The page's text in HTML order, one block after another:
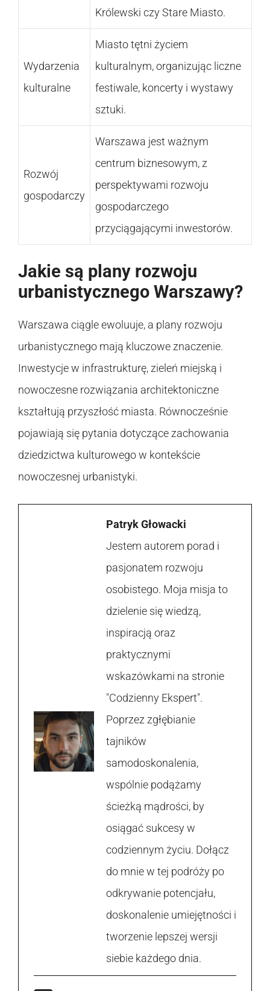
Królewski czy Stare Miasto.
Wydarzenia
kulturalne
Miasto tętni życiem
kulturalnym, organizując liczne
festiwale, koncerty i wystawy
sztuki.
Rozwój
gospodarczy
Warszawa jest ważnym
centrum biznesowym, z
perspektywami rozwoju
gospodarczego
przyciągającymi inwestorów.
Jakie są plany rozwoju
urbanistycznego Warszawy?
Warszawa ciągle ewoluuje, a plany rozwoju
urbanistycznego mają kluczowe znaczenie.
Inwestycje w infrastrukturę, zieleń miejską i
nowoczesne rozwiązania architektoniczne
kształtują przyszłość miasta. Równocześnie
pojawiają się pytania dotyczące zachowania
dziedzictwa kulturowego w kontekście
nowoczesnej urbanistyki.
Patryk Głowacki
Jestem autorem porad i
pasjonatem rozwoju
osobistego. Moja misja to
dzielenie się wiedzą,
inspiracją oraz
praktycznymi
wskazówkami na stronie
"Codzienny Ekspert".
Poprzez zgłębianie
tajników
samodoskonalenia,
wspólnie podążamy
ścieżką mądrości, by
osiągać sukcesy w
codziennym życiu. Dołącz
do mnie w tej podróży po
odkrywanie potencjału,
doskonalenie umiejętności i
tworzenie lepszej wersji
siebie każdego dnia.